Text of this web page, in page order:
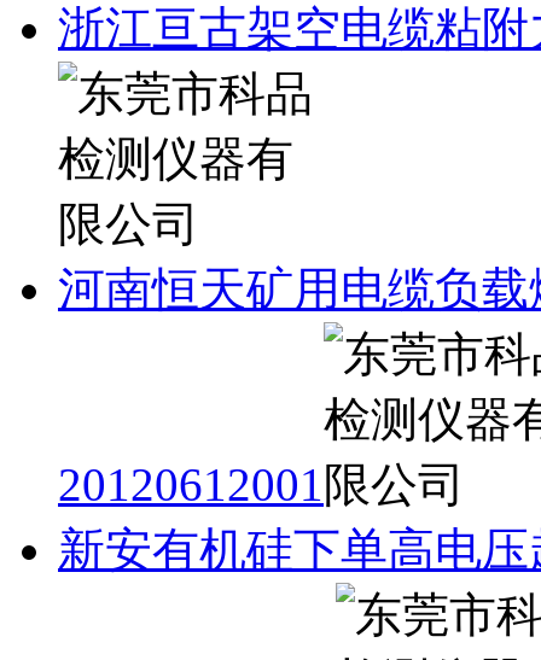
浙江亘古架空电缆粘
河南恒天矿用电缆负
20120612001
新安有机硅下单高电